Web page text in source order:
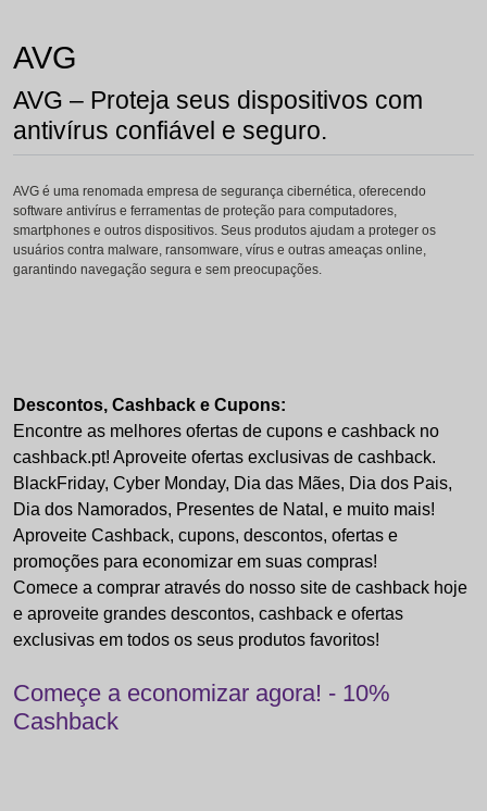
AVG
AVG – Proteja seus dispositivos com
antivírus confiável e seguro.
AVG é uma renomada empresa de segurança cibernética, oferecendo
software antivírus e ferramentas de proteção para computadores,
smartphones e outros dispositivos. Seus produtos ajudam a proteger os
usuários contra malware, ransomware, vírus e outras ameaças online,
garantindo navegação segura e sem preocupações.
Descontos, Cashback e Cupons:
Encontre as melhores ofertas de cupons e cashback no
cashback.pt! Aproveite ofertas exclusivas de cashback.
BlackFriday, Cyber Monday, Dia das Mães, Dia dos Pais,
Dia dos Namorados, Presentes de Natal, e muito mais!
Aproveite Cashback, cupons, descontos, ofertas e
promoções para economizar em suas compras!
Comece a comprar através do nosso site de cashback hoje
e aproveite grandes descontos, cashback e ofertas
exclusivas em todos os seus produtos favoritos!
Começe a economizar agora! - 10%
Cashback